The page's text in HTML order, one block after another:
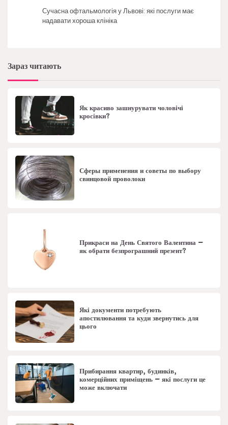
Сучасна офтальмологія у Львові: які послуги має
надавати хороша клініка
Зараз читають
Як красиво зашнурувати чоловічі
кросівки?
Сферы применения и советы по выбору
свинцовой проволоки
Прикраси на День Святого Валентина –
як обрати безпрограшний презент?
Які документи потребують
апостилювання та куди звернутись для
цього
Прибирання квартир, будинків,
комерційних приміщень – які послуги це
може включати